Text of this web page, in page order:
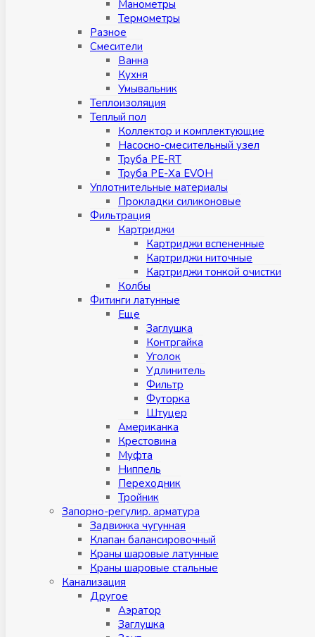
Манометры
Термометры
Разное
Смесители
Ванна
Кухня
Умывальник
Теплоизоляция
Теплый пол
Коллектор и комплектующие
Насосно-смесительный узел
Труба PE-RT
Труба PE-Xa EVOH
Уплотнительные материалы
Прокладки силиконовые
Фильтрация
Картриджи
Картриджи вспененные
Картриджи ниточные
Картриджи тонкой очистки
Колбы
Фитинги латунные
Eщe
Заглушка
Контргайка
Уголок
Удлинитель
Фильтр
Футорка
Штуцер
Американка
Крестовина
Муфта
Ниппель
Переходник
Тройник
Запорно-регулир. арматура
Задвижка чугунная
Клапан балансировочный
Краны шаровые латунные
Краны шаровые стальные
Канализация
Другое
Аэратор
Заглушкa